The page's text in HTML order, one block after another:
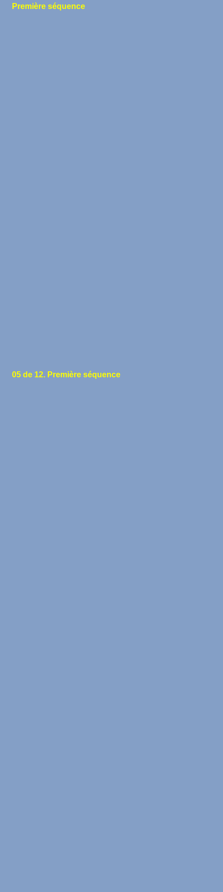
Première séquence
05 de 12. Première séquence